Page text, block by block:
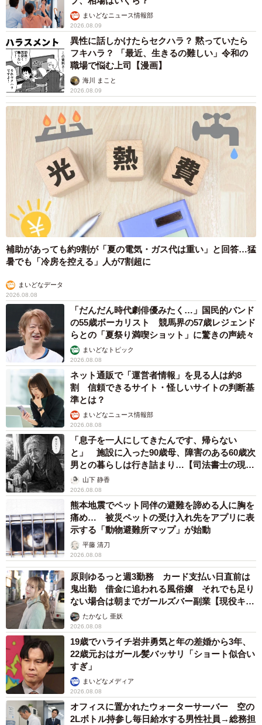
まいどなニュース情報部
2026.08.09
異性に話しかけたらセクハラ？ 黙っていたら
フキハラ？ 「最近、生きるの難しい」令和の
職場で悩む上司【漫画】
海川 まこと
2026.08.09
補助があっても約9割が「夏の電気・ガス代は重い」と回答…猛
暑でも「冷房を控える」人が7割超に
まいどなデータ
2026.08.08
「だんだん時代劇俳優みたく…」国民的バンド
の55歳ボーカリスト 競馬界の57歳レジェンド
らとの「夏祭り満喫ショット」に驚きの声続々
まいどなトピック
2026.08.08
ネット通販で「運営者情報」を見る人は約8
割 信頼できるサイト・怪しいサイトの判断基
準とは？
まいどなニュース情報部
2026.08.08
「息子を一人にしてきたんです、帰らない
と」 施設に入った90歳母、障害のある60歳次
男との暮らしは行き詰まり…【司法書士の現場
から】山下 静香
2026.08.08
熊本地震でペット同伴の避難を諦める人に胸を
痛め… 被災ペットの受け入れ先をアプリに表
示する「動物避難所マップ」が始動
平藤 清刀
2026.08.08
原則ゆるっと週3勤務 カード支払い日直前は
鬼出勤 借金に追われる風俗嬢 それでも足り
ない場合は朝までガールズバー副業【現役キャ
ストに取材】
たかなし 亜妖
2026.08.08
19歳でハライチ岩井勇気と年の差婚から3年、
22歳元おはガール髪バッサリ「ショート似合い
すぎ」
まいどなメディア
2026.08.08
オフィスに置かれたウォーターサーバー 空の
2Lボトル持参し毎日給水する男性社員→総務担